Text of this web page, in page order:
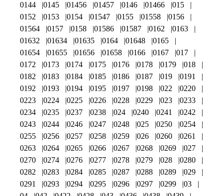
0144
0145 01456 01457 0146 01466
015
0152
0153 0154 01547 0155 01558
0156
01564
0157 0158 01586 01587 0162
0163
01632
01634 01635 0164 01648
0165
01654
01655 01656 01658 0166 0167
017
0172
0173 0174 0175 0176 0178 0179
018
0182
0183 0184 0185 0186 0187 019
0191
0192
0193 0194 0195 0197 0198 022
0220
0223
0224 0225 0226 0228 0229 023
0233
0234
0235 0237 0238 024 0240 0241
0242
0243
0244 0246 0247 0248 025 0250
0254
0255
0256 0257 0258 0259 026 0260
0261
0263
0264 0265 0266 0267 0268 0269
027
0270
0274 0276 0277 0278 0279 028
0280
0282
0283 0284 0285 0287 0288 0289
029
0291
0293 0294 0295 0296 0297 0299
03